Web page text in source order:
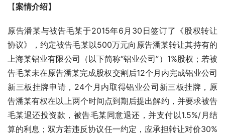
【案情介绍】
原告潘某与被告毛某于2015年6月30日签订了《股权转让
协议》，约定被告毛某以500万元向原告潘某转让其持有的
上海某铝业有限公司（以下简称“铝业公司”）1%股权；若被
告毛某未在原告潘某完成股权交割后12个月内完成铝业公司
新三板挂牌申请，24个月内取得铝业公司新三板挂牌，原
告潘某有权在以上两个时间点到期后提出解约，并要求被告
毛某退还投资款，被告毛某同意退还，并支付以1.5%/月结
算的利息；双方若违反协议任一约定，应承担转让对价30%